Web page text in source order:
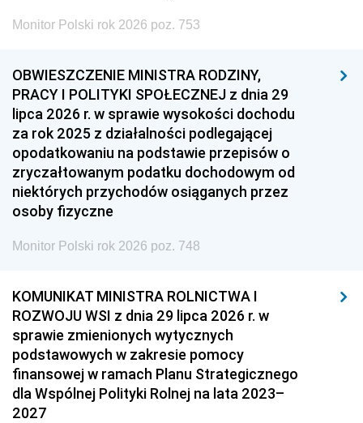
Monitor Polski rok 2026 poz. 753
OBWIESZCZENIE MINISTRA RODZINY,
PRACY I POLITYKI SPOŁECZNEJ z dnia 29
lipca 2026 r. w sprawie wysokości dochodu
za rok 2025 z działalności podlegającej
opodatkowaniu na podstawie przepisów o
zryczałtowanym podatku dochodowym od
niektórych przychodów osiąganych przez
osoby fizyczne
Monitor Polski rok 2026 poz. 748
KOMUNIKAT MINISTRA ROLNICTWA I
ROZWOJU WSI z dnia 29 lipca 2026 r. w
sprawie zmienionych wytycznych
podstawowych w zakresie pomocy
finansowej w ramach Planu Strategicznego
dla Wspólnej Polityki Rolnej na lata 2023–
2027